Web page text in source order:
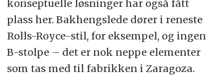
konseptuelle løsninger har også fått
plass her. Bakhengslede dører i reneste
Rolls-Royce-stil, for eksempel, og ingen
B-stolpe – det er nok neppe elementer
som tas med til fabrikken i Zaragoza.